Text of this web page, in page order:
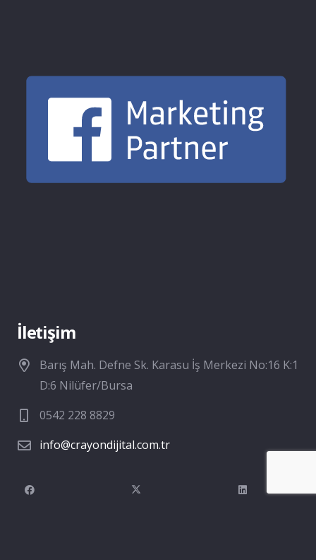
İletişim
Barış Mah. Defne Sk. Karasu İş Merkezi No:16 K:1
D:6 Nilüfer/Bursa
0542 228 8829
info@crayondijital.com.tr